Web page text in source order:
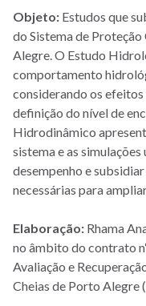
Objeto: Estudos que
do Sistema de
Alegre. O Estudo
comportamento
considerando os efeitos
definição do nível de
Hidrodinâmico
sistema e as
desempenho e
necessárias para
Elaboração: Rhama
no âmbito do contrato
Avaliação e
Cheias de Porto Alegre